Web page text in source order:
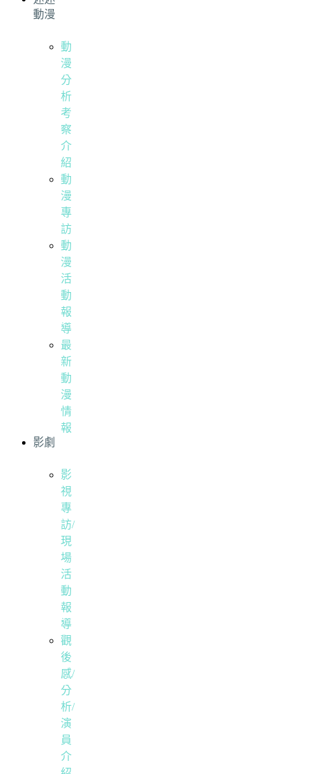
動漫
動
漫
分
析
考
察
介
紹
動
漫
專
訪
動
漫
活
動
報
導
最
新
動
漫
情
報
影劇
影
視
專
訪/
現
場
活
動
報
導
觀
後
感/
分
析/
演
員
介